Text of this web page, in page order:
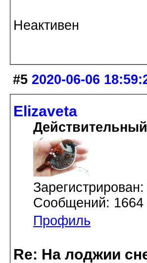
Неактивен
#5 2020-06-06
Elizaveta
Сообщений: 1664
Профиль
Re: На лоджии